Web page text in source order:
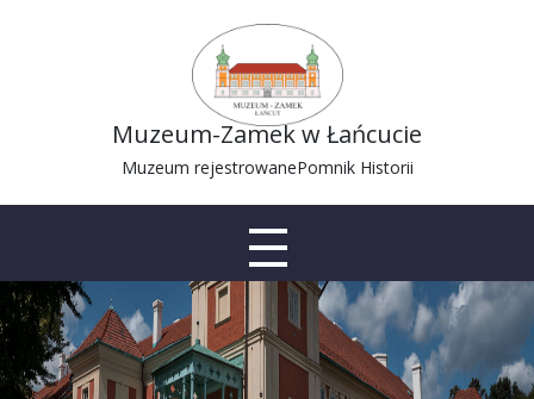
Muzeum-Zamek w Łańcucie
Muzeum rejestrowanePomnik Historii